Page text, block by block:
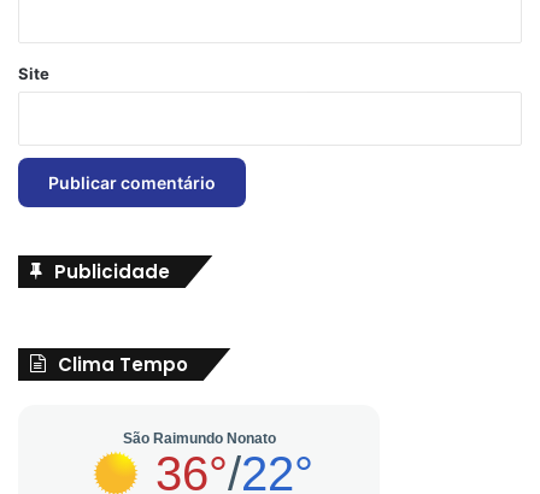
Site
Publicidade
Clima Tempo